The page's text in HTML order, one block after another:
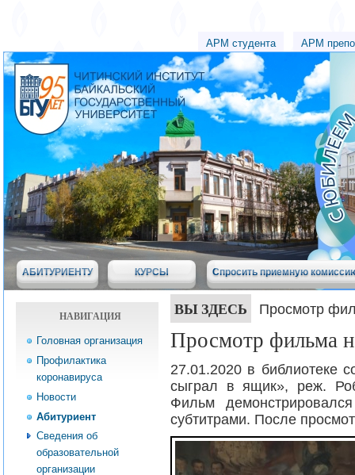
АРМ студента АРМ
АБИТУРИЕНТУ КУРСЫ Спросить приемную
НАВИГАЦИЯ
Головная организация
Профилактика
коронавируса
Новости
Абитуриент
Сведения об
образовательной
организации
ВЫ ЗДЕСЬ Просмотр
Просмотр фильма
27.01.2020 в библиотеке
сыграл в ящик», реж.
Фильм
субтитрами. После